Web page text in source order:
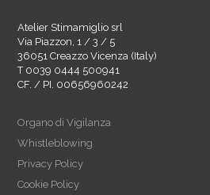
Atelier Stimamiglio srl
Via Piazzon, 1 / 3 / 5
36051 Creazzo Vicenza (Italy)
T 0039 0444 500941
CF. / PI. 00656960242
Organo di Vigilanza
Whistleblowing
Privacy Policy
Cookie Policy